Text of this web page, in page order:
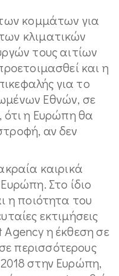
κομμάτων για
κλιματικών
τους αιτίων
και η
για το
Εθνών, σε
ότι η Ευρώπη θα
αν δεν
καιρικά
Στο ίδιο
η ποιότητα του
εκτιμήσεις
η έκθεση σε
περισσότερους
στην Ευρώπη,